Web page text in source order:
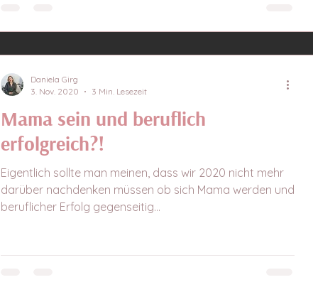
Mama sein und beruflich
erfolgreich?!
Eigentlich sollte man meinen, dass wir 2020 nicht mehr
darüber nachdenken müssen ob sich Mama werden und
beruflicher Erfolg gegenseitig...
Daniela Girg
3. Nov. 2020
3 Min. Lesezeit